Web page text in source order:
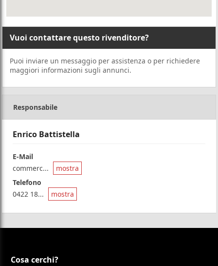
Vuoi contattare questo rivenditore?
Puoi inviare un messaggio per assistenza o per richiedere
maggiori informazioni sugli annunci.
Responsabile
Enrico Battistella
E-Mail
commerc...
mostra
Telefono
0422 18...
mostra
Cosa cerchi?